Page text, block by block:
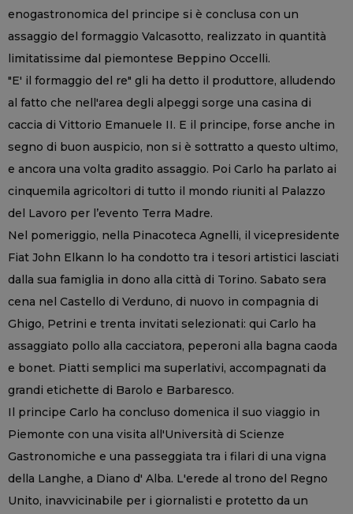
enogastronomica del principe si è conclusa con un
assaggio del formaggio Valcasotto, realizzato in quantità
limitatissime dal piemontese Beppino Occelli.
"E' il formaggio del re" gli ha detto il produttore, alludendo
al fatto che nell'area degli alpeggi sorge una casina di
caccia di Vittorio Emanuele II. E il principe, forse anche in
segno di buon auspicio, non si è sottratto a questo ultimo,
e ancora una volta gradito assaggio. Poi Carlo ha parlato ai
cinquemila agricoltori di tutto il mondo riuniti al Palazzo
del Lavoro per l’evento Terra Madre.
Nel pomeriggio, nella Pinacoteca Agnelli, il vicepresidente
Fiat John Elkann lo ha condotto tra i tesori artistici lasciati
dalla sua famiglia in dono alla città di Torino. Sabato sera
cena nel Castello di Verduno, di nuovo in compagnia di
Ghigo, Petrini e trenta invitati selezionati: qui Carlo ha
assaggiato pollo alla cacciatora, peperoni alla bagna caoda
e bonet. Piatti semplici ma superlativi, accompagnati da
grandi etichette di Barolo e Barbaresco.
Il principe Carlo ha concluso domenica il suo viaggio in
Piemonte con una visita all'Università di Scienze
Gastronomiche e una passeggiata tra i filari di una vigna
della Langhe, a Diano d' Alba. L'erede al trono del Regno
Unito, inavvicinabile per i giornalisti e protetto da un